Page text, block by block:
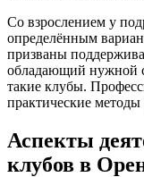
Со взрослением у
определённым
призваны
обладающий нужной
такие клубы.
практические
Аспекты
клубов в